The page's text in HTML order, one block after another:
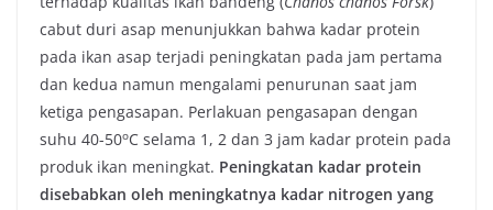
cabut duri asap menunjukkan bahwa kadar protein
pada ikan asap terjadi peningkatan pada jam pertama
dan kedua namun mengalami penurunan saat jam
ketiga pengasapan. Perlakuan pengasapan dengan
suhu 40-50oC selama 1, 2 dan 3 jam kadar protein pada
produk ikan meningkat. Peningkatan kadar protein
disebabkan oleh meningkatnya kadar nitrogen yang